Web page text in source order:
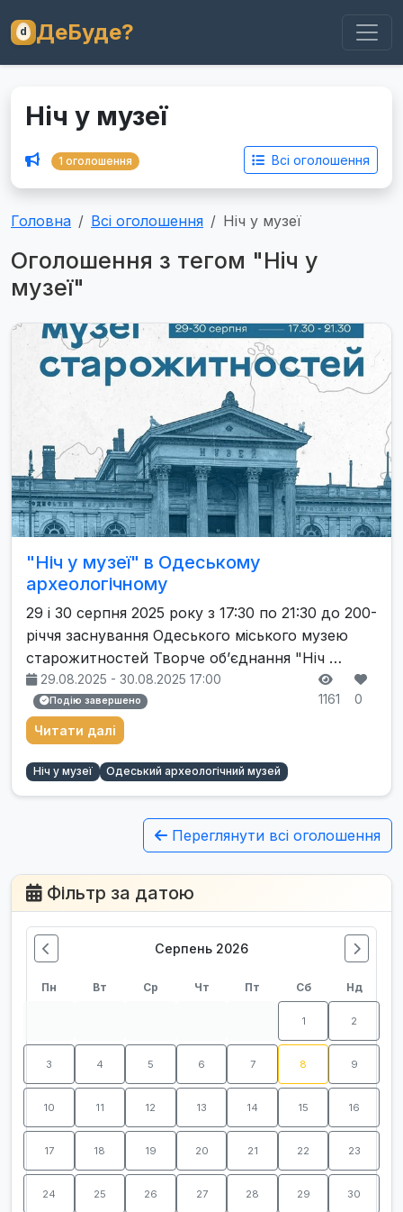
ДеБуде?
Ніч у музеї
1 оголошення Всі оголошення
Головна Всі оголошення Ніч у музеї
Оголошення з тегом "Ніч у
музеї"
"Ніч у музеї" в Одеському
археологічному
29 і 30 серпня 2025 року з 17:30 по 21:30 до 200-
річчя заснування Одеського міського музею
старожитностей Творче об’єднання "Ніч …
29.08.2025 - 30.08.2025 17:00
Подію завершено 1161 0
Читати далі
Ніч у музеї Одеський археологічний музей
Переглянути всі оголошення
Фільтр за датою
Серпень 2026
Пн Вт Ср Чт Пт Сб Нд
1 2
3 4 5 6 7 8 9
10 11 12 13 14 15 16
17 18 19 20 21 22 23
24 25 26 27 28 29 30